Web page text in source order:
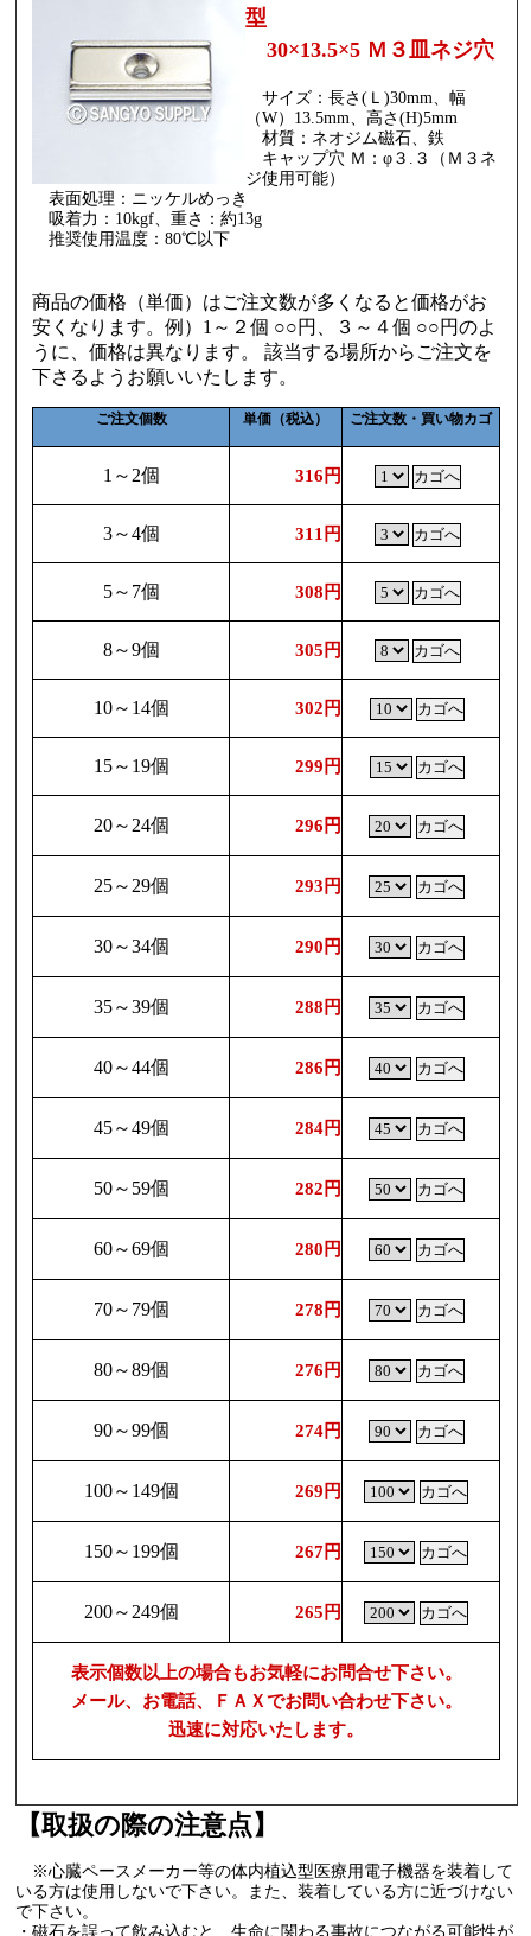
型
30×13.5×5 Ｍ３皿ネジ穴
サイズ：長さ(Ｌ)30mm、幅
（W）13.5mm、高さ(H)5mm
材質：ネオジム磁石、鉄
キャップ穴 Ｍ：φ３.３（Ｍ３ネ
ジ使用可能）
表面処理：ニッケルめっき
吸着力：10kgf、重さ：約13g
推奨使用温度：80℃以下
商品の価格（単価）はご注文数が多くなると価格がお
安くなります。例）1～２個 ○○円、３～４個 ○○円のよ
うに、価格は異なります。 該当する場所からご注文を
下さるようお願いいたします。
ご注文個数 単価（税込） ご注文数・買い物カゴ
1～2個 316円
3～4個 311円
5～7個 308円
8～9個 305円
10～14個 302円
15～19個 299円
20～24個 296円
25～29個 293円
30～34個 290円
35～39個 288円
40～44個 286円
45～49個 284円
50～59個 282円
60～69個 280円
70～79個 278円
80～89個 276円
90～99個 274円
100～149個 269円
150～199個 267円
200～249個 265円
表示個数以上の場合もお気軽にお問合せ下さい。
メール、お電話、ＦＡＸでお問い合わせ下さい。
迅速に対応いたします。
【取扱の際の注意点】
※心臓ペースメーカー等の体内植込型医療用電子機器を装着して
いる方は使用しないで下さい。また、装着している方に近づけない
で下さい。
・磁石を誤って飲み込むと、生命に関わる事故につながる可能性が